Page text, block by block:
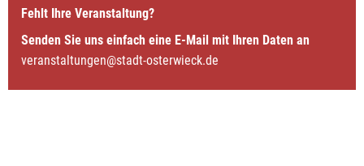
Fehlt Ihre Veranstaltung?
Senden Sie uns einfach eine E-Mail mit Ihren Daten an
veranstaltungen@stadt-osterwieck.de